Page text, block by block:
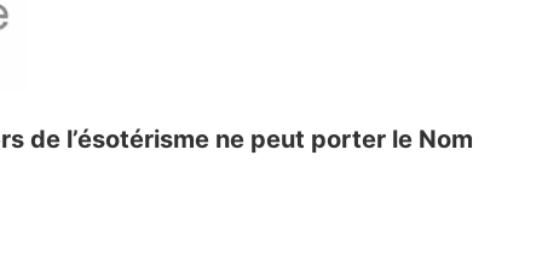
de l’ésotérisme ne peut porter le Nom